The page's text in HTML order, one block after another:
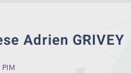
Adrien GRIVEY
PIM